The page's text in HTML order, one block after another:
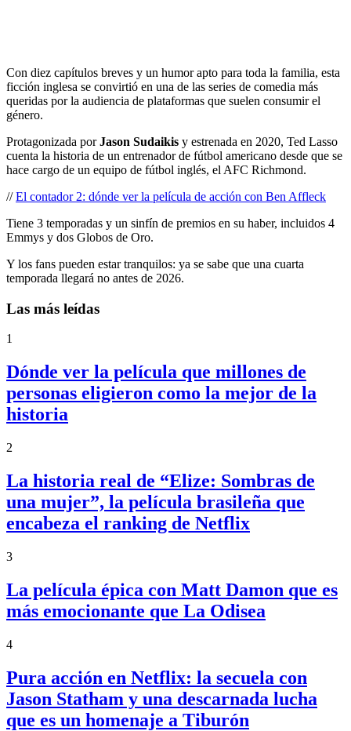
Con diez capítulos breves y un humor apto para toda la familia, esta
ficción inglesa se convirtió en una de las series de comedia más
queridas por la audiencia de plataformas que suelen consumir el
género.
Protagonizada porJason Sudaikis y estrenada en 2020, Ted Lasso
cuenta la historia de un entrenador de fútbol americano desde que se
hace cargo de un equipo de fútbol inglés, el AFC Richmond.
//El contador 2: dónde ver la película de acción con Ben Affleck
Tiene 3 temporadas y un sinfín de premios en su haber, incluidos 4
Emmys y dos Globos de Oro.
Y los fans pueden estar tranquilos: ya se sabe que una cuarta
temporada llegará no antes de 2026.
Las más leídas
1
Dónde ver la película que millones de
personas eligieron como la mejor de la
historia
2
La historia real de “Elize: Sombras de
una mujer”, la película brasileña que
encabeza el ranking de Netflix
3
La película épica con Matt Damon que es
más emocionante que La Odisea
4
Pura acción en Netflix: la secuela con
Jason Statham y una descarnada lucha
que es un homenaje a Tiburón